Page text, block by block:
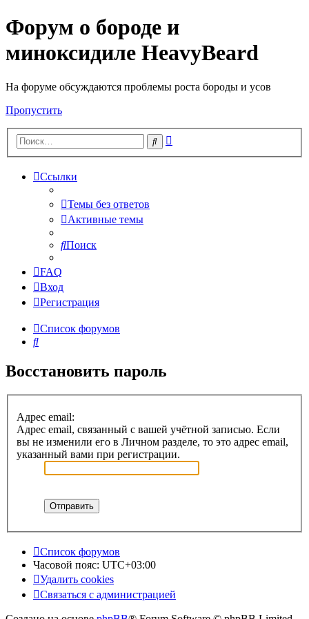
Форум о бороде и
миноксидиле HeavyBeard
На форуме обсуждаются проблемы роста бороды и усов
Пропустить
Поиск
Ссылки
Темы без ответов
Активные темы
Поиск
FAQ
Вход
Регистрация
Список форумов
Поиск
Восстановить пароль
Адрес email:
Адрес email, связанный с вашей учётной записью. Если
вы не изменили его в Личном разделе, то это адрес email,
указанный вами при регистрации.
Список форумов
Часовой пояс: UTC+03:00
Удалить cookies
Связаться с администрацией